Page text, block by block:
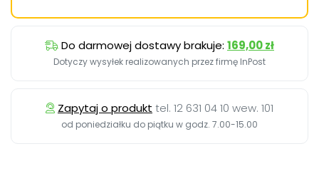
Do darmowej dostawy brakuje: 169,00 zł
Dotyczy wysyłek realizowanych przez firmę InPost
Zapytaj o produkt tel. 12 631 04 10 wew. 101
od poniedziałku do piątku w godz. 7.00-15.00